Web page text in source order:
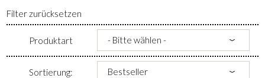
Filter zurücksetzen
Produktart
Sortierung: